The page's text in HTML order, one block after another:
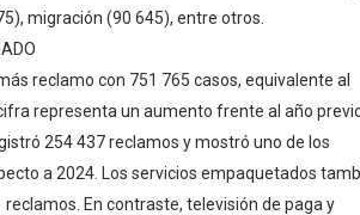
migración (90 645), entre otros.
reclamo con 751 765 casos, equivalente al
representa un aumento frente al año
254 437 reclamos y mostró uno de los
a 2024. Los servicios empaquetados
En contraste, televisión de paga y